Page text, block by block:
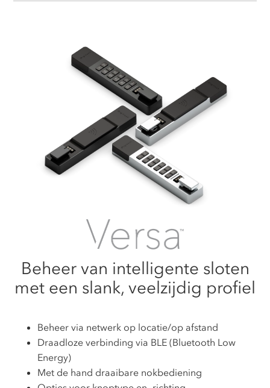
Beheer van intelligente sloten
met een slank, veelzijdig profiel
Beheer via netwerk op locatie/op afstand
Draadloze verbinding via BLE (Bluetooth Low
Energy)
Met de hand draaibare nokbediening